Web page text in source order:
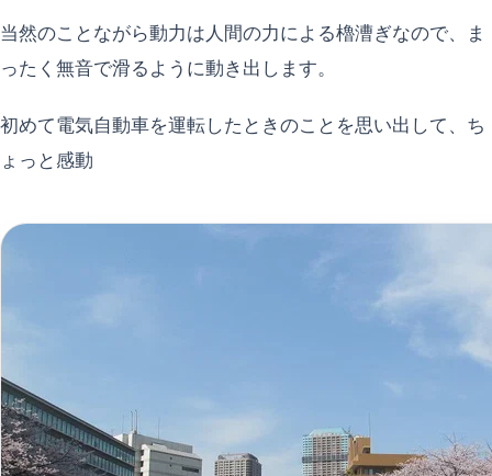
当然のことながら動力は人間の力による櫓漕ぎなので、ま
ったく無音で滑るように動き出します。
初めて電気自動車を運転したときのことを思い出して、ち
ょっと感動